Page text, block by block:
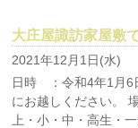
大庄屋諏訪家屋敷
2021年12月1日(水)
日時 ：令和4年1月6
にお越しください
上・小・中・高生・